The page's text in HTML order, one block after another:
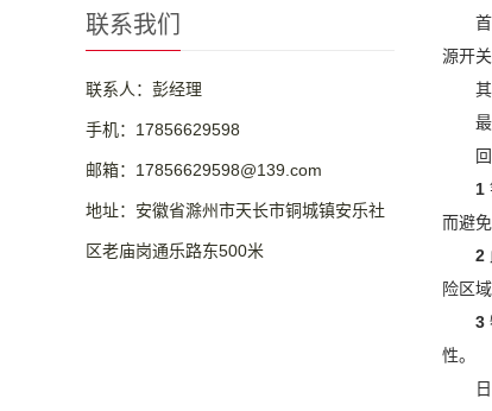
联系我们
联系人：彭经理
手机：17856629598
邮箱：17856629598@139.com
地址：安徽省滁州市天长市铜城镇安乐社
区老庙岗通乐路东500米
源开
1
而避
2
险区
3
性。